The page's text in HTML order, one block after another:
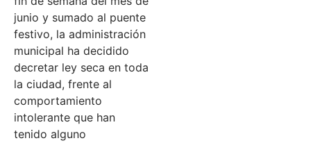
junio y sumado al puente
festivo, la administración
municipal ha decidido
decretar ley seca en toda
la ciudad, frente al
comportamiento
intolerante que han
tenido alguno